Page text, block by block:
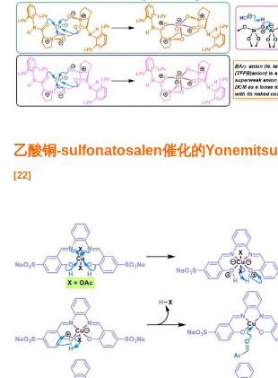
乙酸铜-sulfonatosalen催化的Yonemitsu
[22]